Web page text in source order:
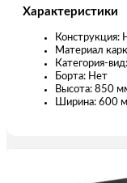
Характеристики
Конструкция:
Материал
Категория-
Борта: Нет
Высота: 850
Ширина: 600